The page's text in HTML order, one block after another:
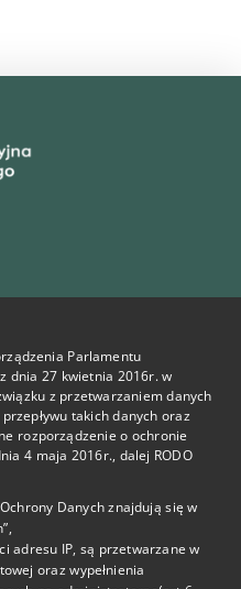
Parlamentu
dnia 27 kwietnia 2016r. w
z przetwarzaniem danych
takich danych oraz
rozporządzenie o ochronie
4 maja 2016r., dalej RODO
Danych znajdują się w
adresu IP, są przetwarzane w
oraz wypełnienia